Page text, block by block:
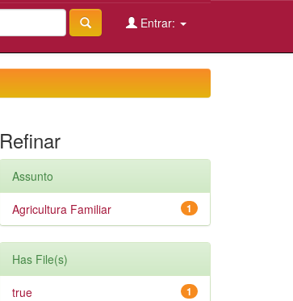
Entrar:
Refinar
Assunto
1
Agricultura Familiar
Has File(s)
1
true